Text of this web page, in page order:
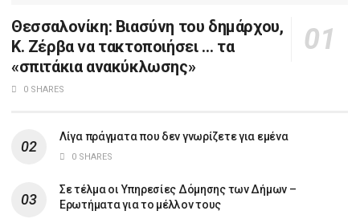
Θεσσαλονίκη: Βιασύνη του δημάρχου,
Κ. Ζέρβα να τακτοποιήσει … τα
«σπιτάκια ανακύκλωσης»
0 SHARES
Λίγα πράγματα που δεν γνωρίζετε για εμένα
0 SHARES
Σε τέλμα οι Υπηρεσίες Δόμησης των Δήμων –
Ερωτήματα για το μέλλον τους